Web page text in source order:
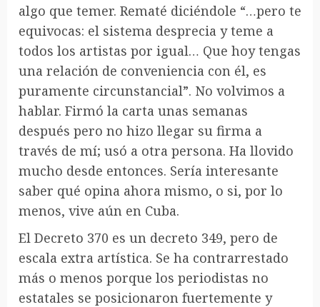
algo que temer. Rematé diciéndole “…pero te
equivocas: el sistema desprecia y teme a
todos los artistas por igual… Que hoy tengas
una relación de conveniencia con él, es
puramente circunstancial”. No volvimos a
hablar. Firmó la carta unas semanas
después pero no hizo llegar su firma a
través de mí; usó a otra persona. Ha llovido
mucho desde entonces. Sería interesante
saber qué opina ahora mismo, o si, por lo
menos, vive aún en Cuba.
El Decreto 370 es un decreto 349, pero de
escala extra artística. Se ha contrarrestado
más o menos porque los periodistas no
estatales se posicionaron fuertemente y